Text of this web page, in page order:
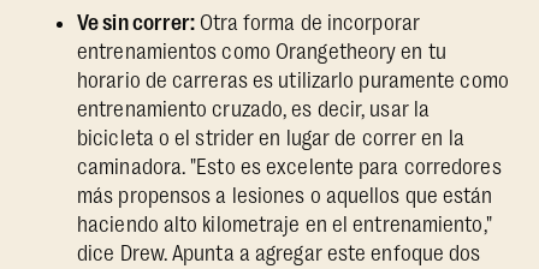
Ve sin correr: Otra forma de incorporar
entrenamientos como Orangetheory en tu
horario de carreras es utilizarlo puramente como
entrenamiento cruzado, es decir, usar la
bicicleta o el strider en lugar de correr en la
caminadora. "Esto es excelente para corredores
más propensos a lesiones o aquellos que están
haciendo alto kilometraje en el entrenamiento,"
dice Drew. Apunta a agregar este enfoque dos